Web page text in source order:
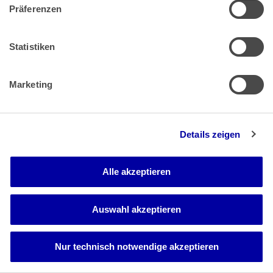
Präferenzen
Statistiken
Marketing
Details zeigen
Alle akzeptieren
Auswahl akzeptieren
Nur technisch notwendige akzeptieren
e) Soweit im Einzelfall zweifelhaft sein kann, ob eine
typischer Unternehmer verhält (vgl. BFH-Beschluss vom
15.12.2021 - XI R 30/19, BFHE 275, 414, BStBl II 2022, 577, Rz 34;
EuGH-Urteile Gmina L. vom 30.03.2023 - C-616/21,
EU:C:2023:280, Rz 43 und 47; Gmina O. vom 30.03.2023 - C-
Streitfall nicht an.
aa) Dies folgt an sich schon daraus, dass keine
die Klägerin mit der Bereitstellung von Kureinrichtungen
gegen Entgelt marktüblich. Sie wird damit wie eine typische
touristischer Einrichtungen (wie zum Beispiel Strandkörbe,
Touristen-Attraktionen oder Sehenswürdigkeiten), Sport-